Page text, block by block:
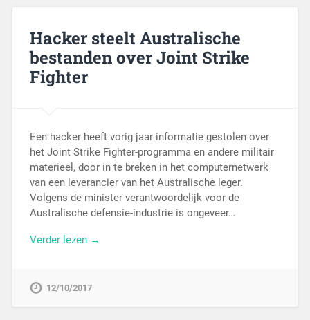
Hacker steelt Australische
bestanden over Joint Strike
Fighter
Een hacker heeft vorig jaar informatie gestolen over
het Joint Strike Fighter-programma en andere militair
materieel, door in te breken in het computernetwerk
van een leverancier van het Australische leger.
Volgens de minister verantwoordelijk voor de
Australische defensie-industrie is ongeveer…
Verder lezen →
12/10/2017